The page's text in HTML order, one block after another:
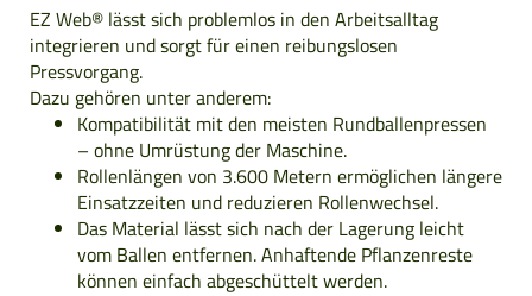
EZ Web® lässt sich problemlos in den Arbeitsalltag
integrieren und sorgt für einen reibungslosen
Pressvorgang.
Dazu gehören unter anderem:
Kompatibilität mit den meisten Rundballenpressen
– ohne Umrüstung der Maschine.
Rollenlängen von 3.600 Metern ermöglichen längere
Einsatzzeiten und reduzieren Rollenwechsel.
Das Material lässt sich nach der Lagerung leicht
vom Ballen entfernen. Anhaftende Pflanzenreste
können einfach abgeschüttelt werden.